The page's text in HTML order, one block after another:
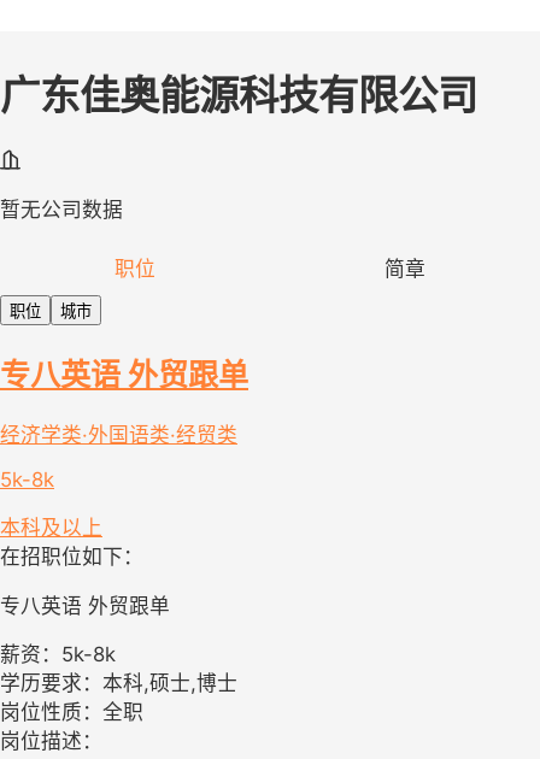
广东佳奥能源科技有限公司
暂无公司数据
职位 简章
职位 城市
专八英语 外贸跟单
经济学类·外国语类·经贸类
5k-8k
本科及以上
在招职位如下：
专八英语 外贸跟单
薪资：5k-8k
学历要求：本科,硕士,博士
岗位性质：全职
岗位描述：